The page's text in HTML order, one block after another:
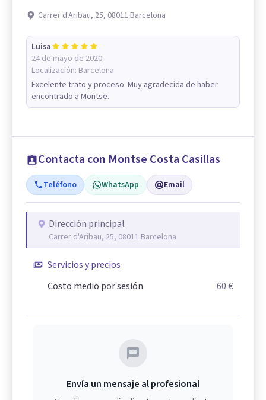
Carrer d'Aribau, 25, 08011 Barcelona
Luisa
24 de mayo de 2020
Localización: Barcelona
Excelente trato y proceso. Muy agradecida de haber
encontrado a Montse.
Contacta con Montse Costa Casillas
Teléfono WhatsApp Email
Dirección principal
Carrer d'Aribau, 25, 08011 Barcelona
Servicios y precios
Costo medio por sesión
60 €
Envía un mensaje al profesional